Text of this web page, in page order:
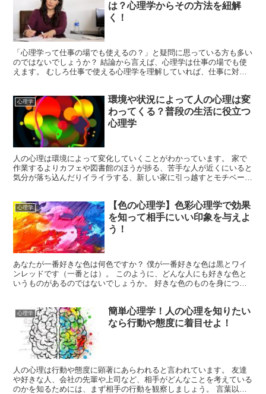
は？心理学からその方法を紐解
く！
「心理学って仕事の場でも使えるの？」と疑問に思っている方も多い
のではないでしょうか？ 結論から言えば、心理学は仕事の場でも使
えます。 むしろ仕事で使える心理学を理解していれば、仕事に対す
心理学
環境や状況によって人の心理は変
わってくる？普段の生活に役立つ
心理学
人の心理は環境によって変化していくことがわかっています。 家で
作業するよりカフェや図書館のほうが捗る、苦手な人が近くにいると
気分が落ち込んだりイライラする、新しい家に引っ越すとモチベーシ
心理学
【色の心理学】色彩心理学で効果
を知って相手にいい印象を与えよ
う！
あなたが一番好きな色は何色ですか？ 僕が一番好きな色は黒とワイ
ンレッドです（一番とは）。 このように、どんな人にも好きな色と
いうものがあるのではないでしょうか。 好きな色のものを身につけ
心理学
簡単心理学！人の心理を知りたい
なら行動や態度に着目せよ！
人の心理は行動や態度に顕著にあらわれると言われています。 友達
や好きな人、会社の先輩や上司など、相手がどんなことを考えている
のかを知るためには、まず相手の行動を観察しましょう。 言葉以外